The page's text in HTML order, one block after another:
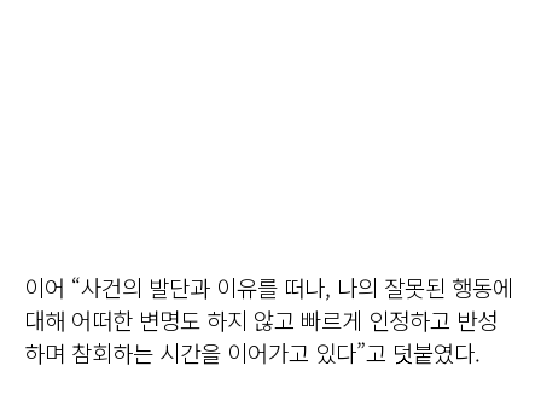
이어 “사건의 발단과 이유를 떠나, 나의 잘못된 행동에
대해 어떠한 변명도 하지 않고 빠르게 인정하고 반성
하며 참회하는 시간을 이어가고 있다”고 덧붙였다.